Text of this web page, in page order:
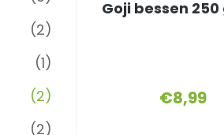
(2)
(1)
(2)
(2)
Goji bessen
€8,99